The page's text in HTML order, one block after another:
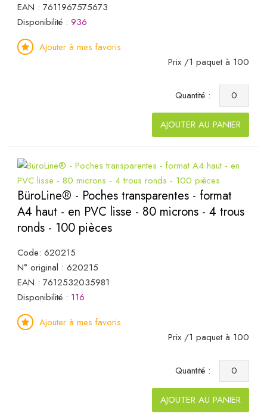
EAN : 7611967575673
Disponibilité : 936
Ajouter à mes favoris
Prix /1 paquet à 100
Quantité :
AJOUTER AU PANIER
BüroLine® - Poches transparentes - format
A4 haut - en PVC lisse - 80 microns - 4 trous
ronds - 100 pièces
Code: 620215
N° original : 620215
EAN : 7612532035981
Disponibilité : 116
Ajouter à mes favoris
Prix /1 paquet à 100
Quantité :
AJOUTER AU PANIER